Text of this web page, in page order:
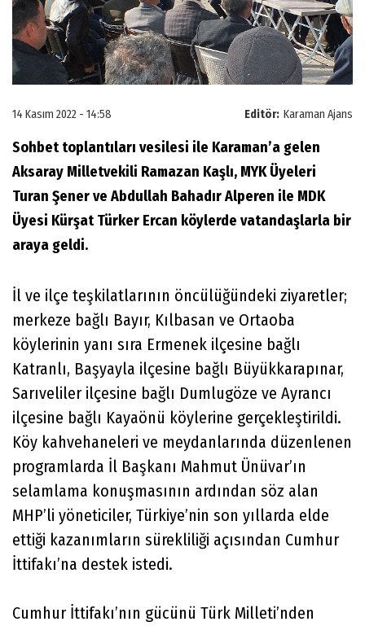
Editör: Karaman Ajans
14 Kasım 2022 - 14:58
Sohbet toplantıları vesilesi ile Karaman’a gelen
Aksaray Milletvekili Ramazan Kaşlı, MYK Üyeleri
Turan Şener ve Abdullah Bahadır Alperen ile MDK
Üyesi Kürşat Türker Ercan köylerde vatandaşlarla bir
araya geldi.
İl ve ilçe teşkilatlarının öncülüğündeki ziyaretler;
merkeze bağlı Bayır, Kılbasan ve Ortaoba
köylerinin yanı sıra Ermenek ilçesine bağlı
Katranlı, Başyayla ilçesine bağlı Büyükkarapınar,
Sarıveliler ilçesine bağlı Dumlugöze ve Ayrancı
ilçesine bağlı Kayaönü köylerine gerçekleştirildi.
Köy kahvehaneleri ve meydanlarında düzenlenen
programlarda İl Başkanı Mahmut Ünüvar’ın
selamlama konuşmasının ardından söz alan
MHP’li yöneticiler, Türkiye’nin son yıllarda elde
ettiği kazanımların sürekliliği açısından Cumhur
İttifakı’na destek istedi.
Cumhur İttifakı’nın gücünü Türk Milleti’nden